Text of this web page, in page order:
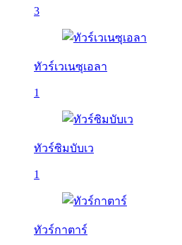
3
ทัวร์เวเนซุเอลา
1
ทัวร์ซิมบับเว
1
ทัวร์กาตาร์